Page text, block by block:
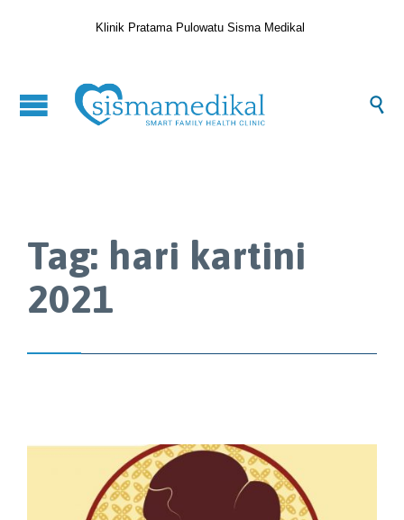
Klinik Pratama Pulowatu Sisma Medikal

Tag: hari kartini
2021